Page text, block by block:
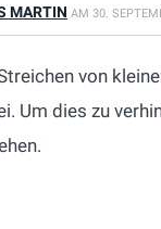
MARTIN AM 30.
von
Um dies zu